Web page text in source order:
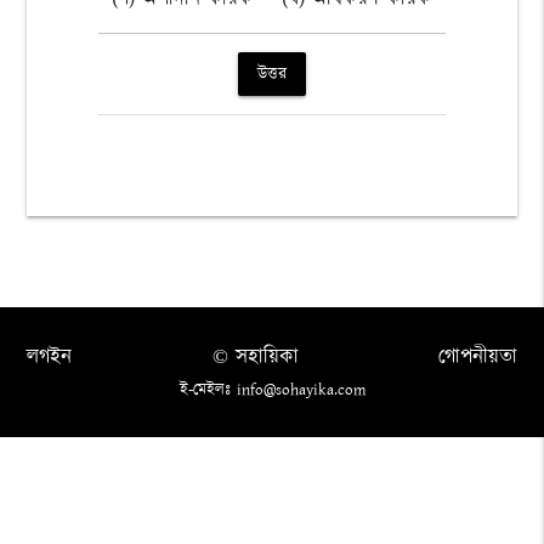
উত্তর
লগইন গোপনীয়তা
© সহায়িকা
ই-মেইলঃ info@sohayika.com